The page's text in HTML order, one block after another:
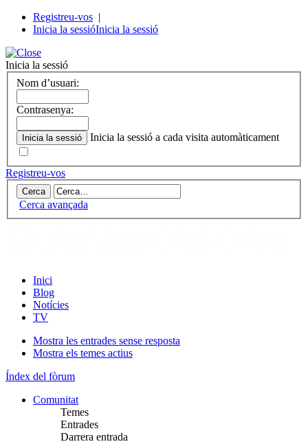
Registreu-vos |
Inicia la sessióInicia la sessió
Inicia la sessió
Nom d’usuari:
Contrasenya:
Inicia la sessió a cada visita automàticament
Registreu-vos
Cerca avançada
Inici
Blog
Notícies
TV
Mostra les entrades sense resposta
Mostra els temes actius
Índex del fòrum
Comunitat
Temes
Entrades
Darrera entrada